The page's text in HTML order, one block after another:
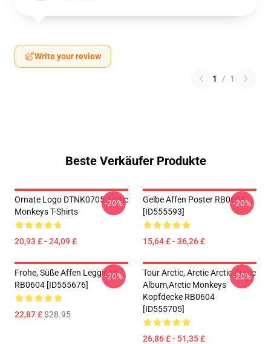
Write your review
1 / 1
Beste Verkäufer Produkte
Ornate Logo DTNK0705 Arctic
Monkeys T-Shirts
20,93 £ - 24,09 £
-20%
Gelbe Affen Poster RB0604
[ID555593]
15,64 £ - 36,26 £
-20%
Frohe, Süße Affen Leggings
RB0604 [ID555676]
22,87 £$28.95
-20%
Tour Arctic, Arctic Arctic Arctic
Album,arctic Monkeys
Kopfdecke RB0604
[ID555705]
26,86 £ - 51,35 £
-20%